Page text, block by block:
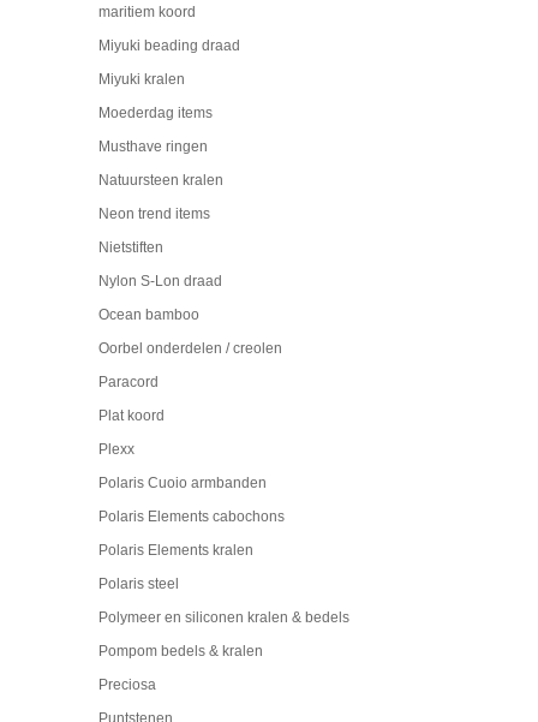
maritiem koord
Miyuki beading draad
Miyuki kralen
Moederdag items
Musthave ringen
Natuursteen kralen
Neon trend items
Nietstiften
Nylon S-Lon draad
Ocean bamboo
Oorbel onderdelen / creolen
Paracord
Plat koord
Plexx
Polaris Cuoio armbanden
Polaris Elements cabochons
Polaris Elements kralen
Polaris steel
Polymeer en siliconen kralen & bedels
Pompom bedels & kralen
Preciosa
Puntstenen